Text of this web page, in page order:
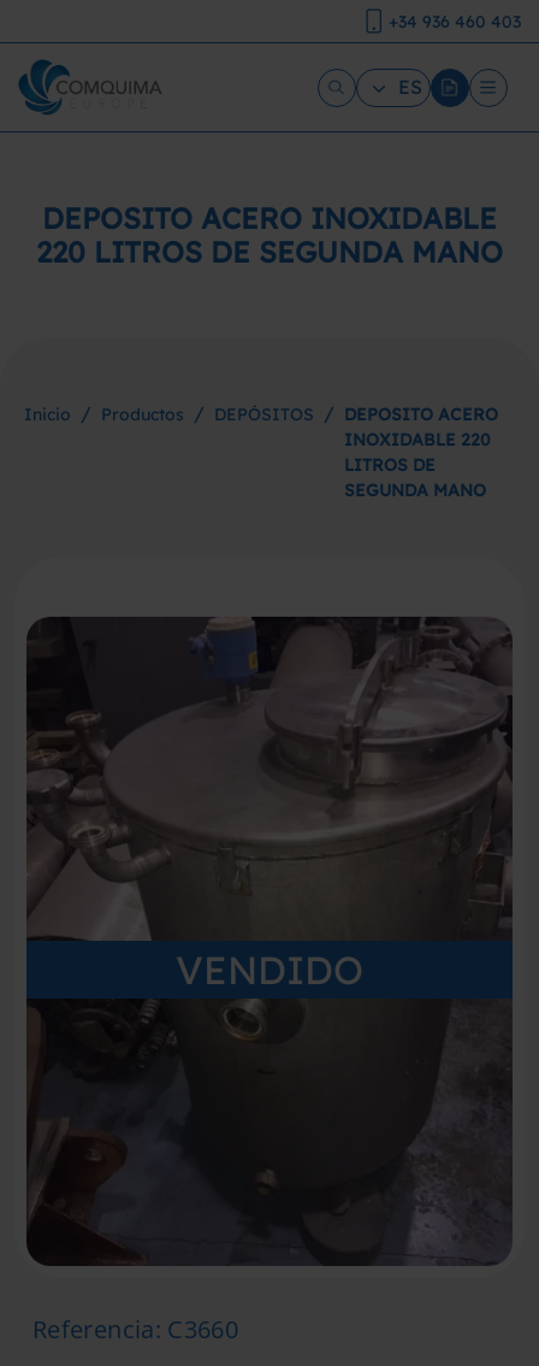
+34 936 460 403
ES
DEPOSITO ACERO INOXIDABLE
220 LITROS DE SEGUNDA MANO
Inicio / Productos / DEPÓSITOS / DEPOSITO ACERO
INOXIDABLE 220
LITROS DE
SEGUNDA MANO
VENDIDO
Referencia: C3660